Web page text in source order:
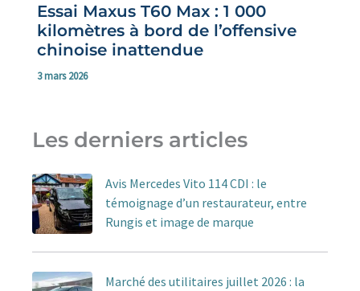
Essai Maxus T60 Max : 1 000
kilomètres à bord de l’offensive
chinoise inattendue
3 mars 2026
Les derniers articles
Avis Mercedes Vito 114 CDI : le
témoignage d’un restaurateur, entre
Rungis et image de marque
Marché des utilitaires juillet 2026 : la